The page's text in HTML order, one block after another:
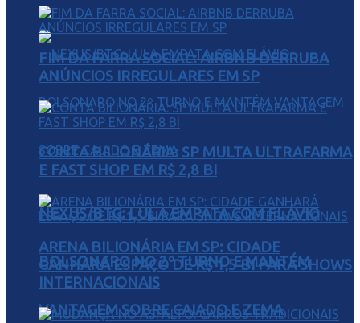
NEXUS/BTG: LULA EMPATA COM FLÁVIO
BOLSONARO NO 2º TURNO E MANTÉM
VANTAGEM SOBRE CAIADO E ZEMA
FIM DA FARRA SOCIAL: AIRBNB DERRUBA
ANÚNCIOS IRREGULARES EM SP
CONTA BILIONÁRIA: SP MULTA ULTRAFARMA
E FAST SHOP EM R$ 2,8 BI
ARENA BILIONÁRIA EM SP: CIDADE
GANHARÁ ESPAÇO DE R$ 1,5 BI PARA SHOWS
INTERNACIONAIS